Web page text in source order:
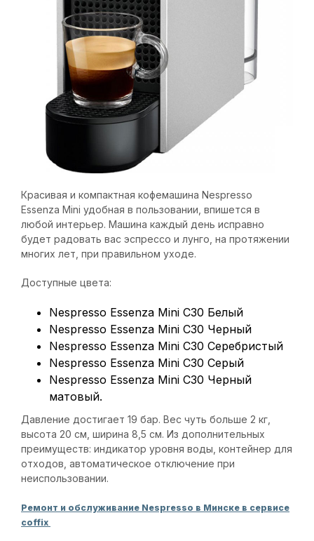
Красивая и компактная кофемашина Nespresso
Essenza Mini удобная в пользовании, впишется в
любой интерьер. Машина каждый день исправно
будет радовать вас эспрессо и лунго, на протяжении
многих лет, при правильном уходе.
Доступные цвета:
Nespresso Essenza Mini C30 Белый
Nespresso Essenza Mini C30 Черный
Nespresso Essenza Mini C30 Серебристый
Nespresso Essenza Mini C30 Серый
Nespresso Essenza Mini C30 Черный
матовый.
Давление достигает 19 бар. Вес чуть больше 2 кг,
высота 20 см, ширина 8,5 см. Из дополнительных
преимуществ: индикатор уровня воды, контейнер для
отходов, автоматическое отключение при
неиспользовании.
Ремонт и обслуживание Nespresso в Минске в сервисе
coffix